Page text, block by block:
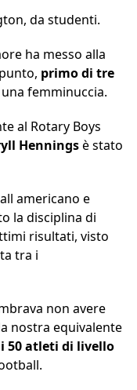
da studenti.
ha messo alla
primo di tre
femminuccia.
al Rotary Boys
Henningsè stato
americano e
la disciplina di
risultati, visto
tra i
non avere
nostra equivalente
i 50 atleti di livello